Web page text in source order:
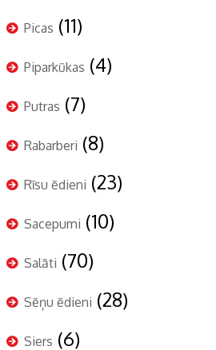
Picas (11)
Piparkūkas (4)
Putras (7)
Rabarberi (8)
Rīsu ēdieni (23)
Sacepumi (10)
Salāti (70)
Sēņu ēdieni (28)
Siers (6)